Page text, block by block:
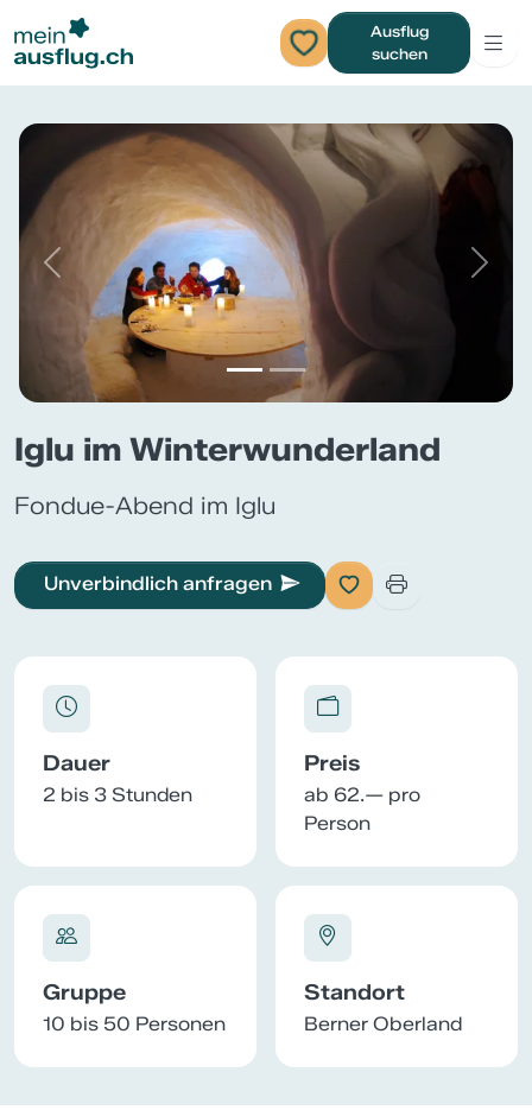
Ausflug
suchen
Previous Next
Iglu im Winterwunderland
Fondue-Abend im Iglu
Unverbindlich anfragen
Dauer
2 bis 3 Stunden
Preis
ab 62.— pro
Person
Gruppe
10 bis 50 Personen
Standort
Berner Oberland